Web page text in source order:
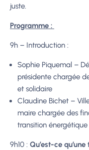
juste.
Programme :
9h – Introduction :
Sophie Piquemal –
présidente chargée
et solidaire
Claudine Bichet –
maire chargée des
transition
9h10 : Qu’est-ce